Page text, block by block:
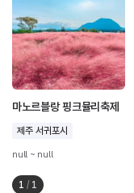
마노르블랑 핑크뮬리축제
제주 서귀포시
null ~ null
1 / 1